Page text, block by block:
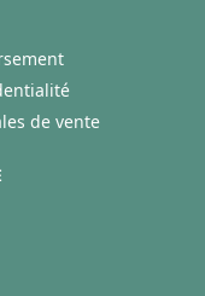
de vente